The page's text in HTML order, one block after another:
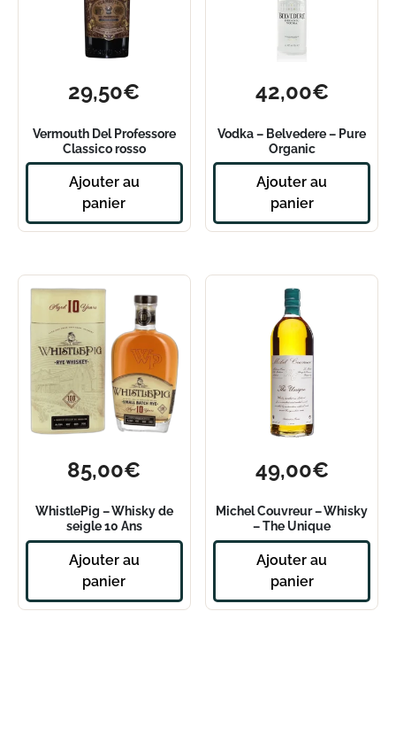
29,50€
Vermouth Del Professore
Classico rosso
Ajouter au
panier
42,00€
Vodka – Belvedere – Pure
Organic
Ajouter au
panier
85,00€
WhistlePig – Whisky de
seigle 10 Ans
Ajouter au
panier
49,00€
Michel Couvreur – Whisky
– The Unique
Ajouter au
panier